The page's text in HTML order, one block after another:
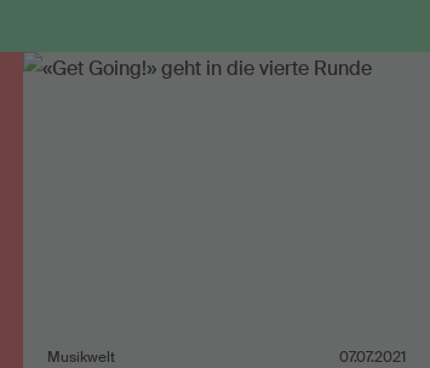
Musikwelt 07.07.2021